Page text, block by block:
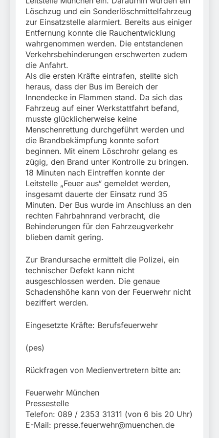
Beinahekollision an
Bahnübergang in Aubing
/ Bundespolizei ermittelt
wegen gefährlichen
Eingriffs in den
Bahnverkehr
5. August 2026
Löschzug und ein Sonderlöschmittelfahrzeug
zur Einsatzstelle alarmiert. Bereits aus einiger
Entfernung konnte die Rauchentwicklung
wahrgenommen werden. Die entstandenen
Verkehrsbehinderungen erschwerten zudem
die Anfahrt.
Als die ersten Kräfte eintrafen, stellte sich
heraus, dass der Bus im Bereich der
Innendecke in Flammen stand. Da sich das
Fahrzeug auf einer Werkstattfahrt befand,
musste glücklicherweise keine
Menschenrettung durchgeführt werden und
die Brandbekämpfung konnte sofort
beginnen. Mit einem Löschrohr gelang es
zügig, den Brand unter Kontrolle zu bringen.
18 Minuten nach Eintreffen konnte der
Leitstelle „Feuer aus“ gemeldet werden,
insgesamt dauerte der Einsatz rund 35
Minuten. Der Bus wurde im Anschluss an den
rechten Fahrbahnrand verbracht, die
Behinderungen für den Fahrzeugverkehr
blieben damit gering.
Zur Brandursache ermittelt die Polizei, ein
technischer Defekt kann nicht
ausgeschlossen werden. Die genaue
Schadenshöhe kann von der Feuerwehr nicht
beziffert werden.
Eingesetzte Kräfte: Berufsfeuerwehr
(pes)
Rückfragen von Medienvertretern bitte an:
Feuerwehr München
Pressestelle
Telefon: 089 / 2353 31311 (von 6 bis 20 Uhr)
E-Mail: presse.feuerwehr@muenchen.de